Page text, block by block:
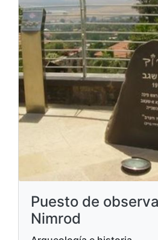
Puesto de
Nimrod